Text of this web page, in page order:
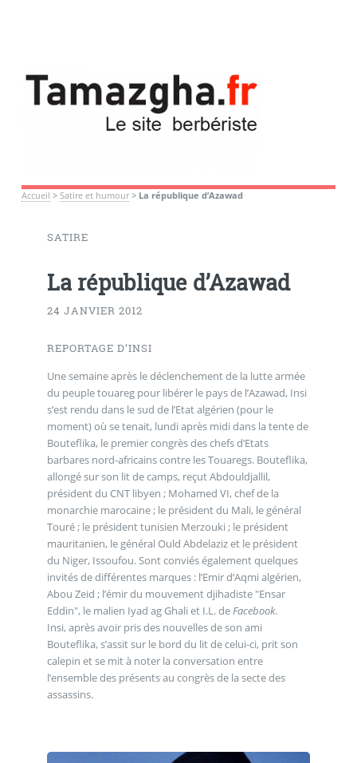
Accueil > Satire et humour> La république d’Azawad
SATIRE
La république d’Azawad
24 JANVIER 2012
REPORTAGE D’INSI
Une semaine après le déclenchement de la lutte armée
du peuple touareg pour libérer le pays de l’Azawad, Insi
s’est rendu dans le sud de l’Etat algérien (pour le
moment) où se tenait, lundi après midi dans la tente de
Bouteflika, le premier congrès des chefs d’Etats
barbares nord-africains contre les Touaregs. Bouteflika,
allongé sur son lit de camps, reçut Abdouldjallil,
président du CNT libyen ; Mohamed VI, chef de la
monarchie marocaine ; le président du Mali, le général
Touré ; le président tunisien Merzouki ; le président
mauritanien, le général Ould Abdelaziz et le président
du Niger, Issoufou. Sont conviés également quelques
invités de différentes marques : l’Emir d’Aqmi algérien,
Abou Zeid ; l’émir du mouvement djihadiste "Ensar
Eddin", le malien Iyad ag Ghali et I.L. deFacebook.
Insi, après avoir pris des nouvelles de son ami
Bouteflika, s’assit sur le bord du lit de celui-ci, prit son
calepin et se mit à noter la conversation entre
l’ensemble des présents au congrès de la secte des
assassins.